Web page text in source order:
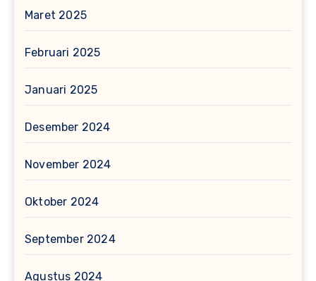
Maret 2025
Februari 2025
Januari 2025
Desember 2024
November 2024
Oktober 2024
September 2024
Agustus 2024